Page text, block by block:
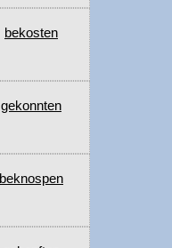
bekosten
gekonnten
beknospen